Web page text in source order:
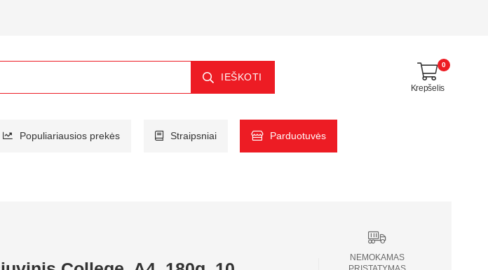
IEŠKOTI
0
Krepšelis
Populiariausios prekės Straipsniai Parduotuvės
NEMOKAMAS